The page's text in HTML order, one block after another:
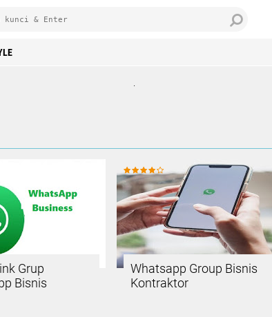
Grup
Bisnis
Whatsapp Group Bisnis
Kontraktor